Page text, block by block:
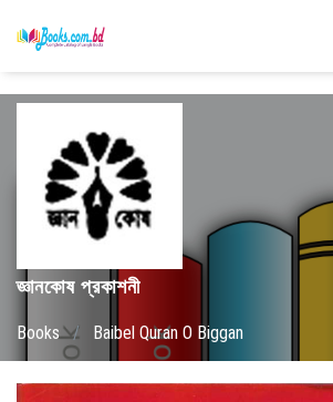
জ্ঞানকোষ প্রকাশনী
Books / Baibel Quran O Biggan